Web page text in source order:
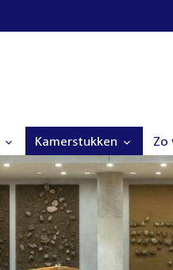
Kamerstukken Zo